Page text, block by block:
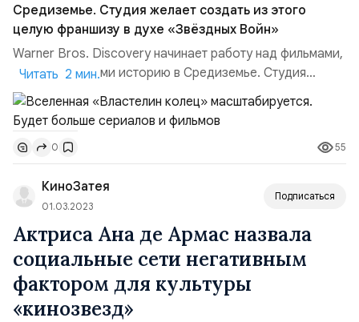
Средиземье. Студия желает создать из этого
целую франшизу в духе «Звёздных Войн»
Warner Bros. Discovery начинает работу над фильмами,
продолжающими историю в Средиземье. Студия
желает создать из этого целую франшизу в духе
«Звёздных Войн»Сделка с Embricer Group. Ещё в конце
февраля пробежала новость о том, что Warner Bros. и
New Line заключили сделку с держателями прав на
адаптации произведений Толкина Embricer Group.Кадр
из к/ф «Вл...
Читать 2 мин.
0 55
КиноЗатея
01.03.2023
Подписаться
Актриса Ана де Армас назвала
социальные сети негативным
фактором для культуры
«кинозвезд»